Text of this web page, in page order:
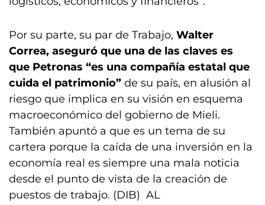
Por su parte, su par de Trabajo, Walter
Correa, aseguró que una de las claves es
que Petronas “es una compañía estatal que
cuida el patrimonio” de su país, en alusión al
riesgo que implica en su visión en esquema
macroeconómico del gobierno de Mieli.
También apuntó a que es un tema de su
cartera porque la caída de una inversión en la
economía real es siempre una mala noticia
desde el punto de vista de la creación de
puestos de trabajo. (DIB) AL